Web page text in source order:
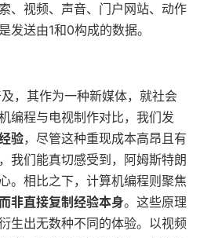
、视频、声音、门户网站、动作
发送由1和0构成的数据。
，其作为一种新媒体，就社会
编程与电视制作对比，我们发
验，尽管这种重现成本高昂且有
我们能真切感受到，阿姆斯特朗
。相比之下，计算机编程则聚焦
非直接复制经验本身。这些原理
生出无数种不同的体验。以视频